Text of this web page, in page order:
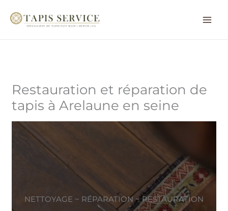
Restauration et réparation de
tapis à Arelaune en seine
NETTOYAGE ~ RÉPARATION ~ RESTAURATION